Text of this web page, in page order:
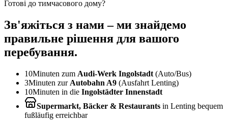
Готові до тимчасового дому?
Зв'яжіться з нами – ми знайдемо
правильне рішення для вашого
перебування.
10Minuten zum Audi-Werk Ingolstadt (Auto/Bus)
3Minuten zur Autobahn A9 (Ausfahrt Lenting)
10Minuten in die Ingolstädter Innenstadt
Supermarkt, Bäcker & Restaurants in Lenting bequem
fußläufig erreichbar